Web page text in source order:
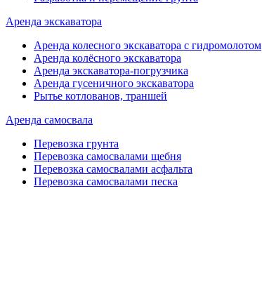
Аренда экскаватора
Аренда колесного экскаватора с гидромолотом
Аренда колёсного экскаватора
Аренда экскаватора-погрузчика
Аренда гусеничного экскаватора
Рытье котлованов, траншей
Аренда самосвала
Перевозка грунта
Перевозка самосвалами щебня
Перевозка самосвалами асфальта
Перевозка самосвалами песка